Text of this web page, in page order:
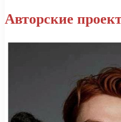
Авторские